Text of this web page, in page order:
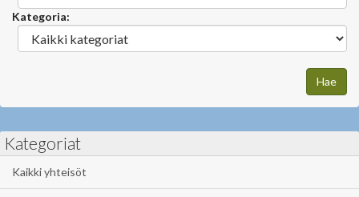
Kategoria:
Kategoriat
Kaikki yhteisöt